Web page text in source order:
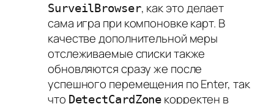
SurveilBrowser, как это делает
сама игра при компоновке карт. В
качестве дополнительной меры
отслеживаемые списки также
обновляются сразу же после
успешного перемещения по Enter, так
что DetectCardZone корректен в